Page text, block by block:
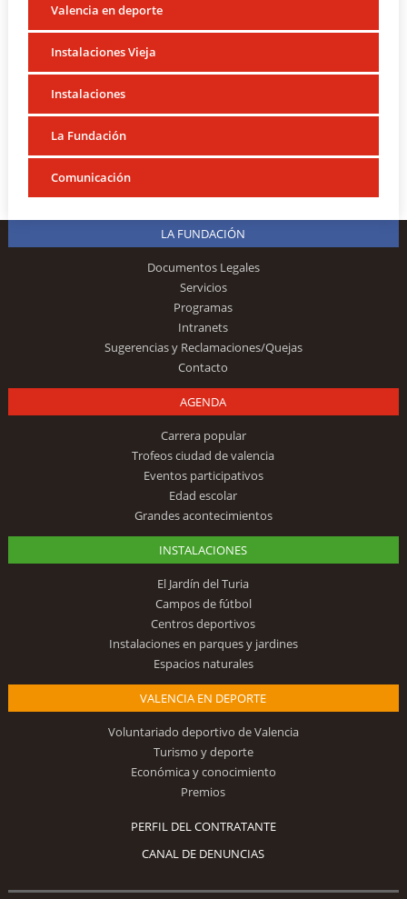
Valencia en deporte
Instalaciones Vieja
Instalaciones
La Fundación
Comunicación
LA FUNDACIÓN
Documentos Legales
Servicios
Programas
Intranets
Sugerencias y Reclamaciones/Quejas
Contacto
AGENDA
Carrera popular
Trofeos ciudad de valencia
Eventos participativos
Edad escolar
Grandes acontecimientos
INSTALACIONES
El Jardín del Turia
Campos de fútbol
Centros deportivos
Instalaciones en parques y jardines
Espacios naturales
VALENCIA EN DEPORTE
Voluntariado deportivo de Valencia
Turismo y deporte
Económica y conocimiento
Premios
PERFIL DEL CONTRATANTE
CANAL DE DENUNCIAS